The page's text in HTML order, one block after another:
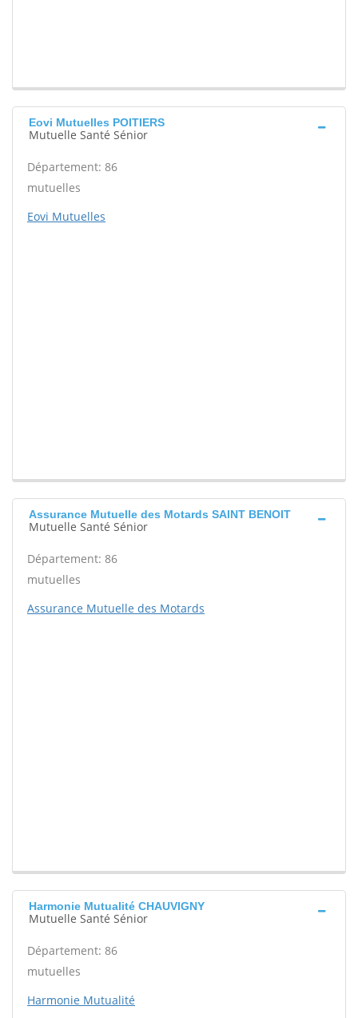
Eovi Mutuelles POITIERS
Mutuelle Santé Sénior
Département: 86
mutuelles
Eovi Mutuelles
Assurance Mutuelle des Motards SAINT BENOIT
Mutuelle Santé Sénior
Département: 86
mutuelles
Assurance Mutuelle des Motards
Harmonie Mutualité CHAUVIGNY
Mutuelle Santé Sénior
Département: 86
mutuelles
Harmonie Mutualité